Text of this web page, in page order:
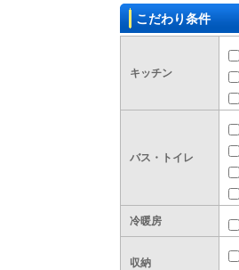
こだわり条件
キッチン
バス・トイレ
冷暖房
収納